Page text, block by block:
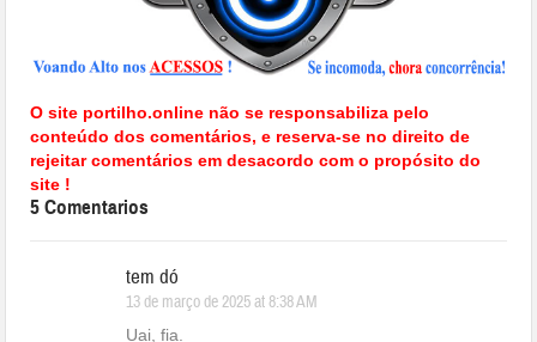
O site portilho.online não se responsabiliza pelo
conteúdo dos comentários, e reserva-se no direito de
rejeitar comentários em desacordo com o propósito do
site !
5 Comentarios
tem dó
13 de março de 2025 at 8:38 AM
Uai, fia.